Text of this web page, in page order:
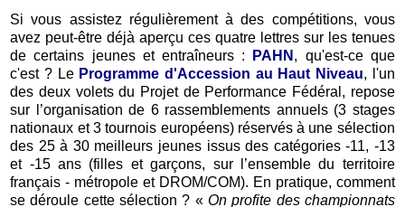
Si vous assistez régulièrement à des compétitions, vous
avez peut-être déjà aperçu ces quatre lettres sur les tenues
de certains jeunes et entraîneurs :
PAHN , qu'est-ce que
c'est ? Le Programme d'Accession au Haut Niveau, l'un
des deux volets du Projet de Performance Fédéral, repose
sur l’organisation de 6 rassemblements annuels (3 stages
nationaux et 3 tournois européens) réservés à une sélection
des 25 à 30 meilleurs jeunes issus des catégories -11, -13
et -15 ans (filles et garçons, sur l’ensemble du territoire
français - métropole et DROM/COM). En pratique, comment
se déroule cette sélection ? « On profite des championnats